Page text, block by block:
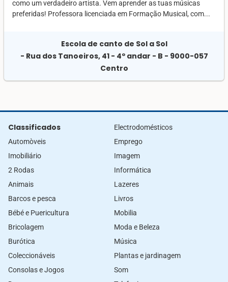
como um verdadeiro artista. Vem aprender as tuas músicas
preferidas! Professora licenciada em Formação Musical, com...
Escola de canto de Sol a Sol
- Rua dos Tanoeiros, 41 - 4º andar - B - 9000-057
Centro
Classificados
Automòveis
Imobiliário
2 Rodas
Animais
Barcos e pesca
Bébé e Puericultura
Bricolagem
Burótica
Coleccionáveis
Consolas e Jogos
Electrodomésticos
Emprego
Imagem
Informática
Lazeres
Livros
Mobilia
Moda e Beleza
Música
Plantas e jardinagem
Som